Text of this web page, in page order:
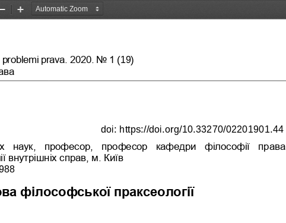
Zoom
Zoom
prava. 2020. No 1 (19)
doi: https://doi.org/10.33270/02201901.44
наук,  професор,  професор  кафедри  філософії  права
внутрішніх справ, м. Київ
філософської праксеології